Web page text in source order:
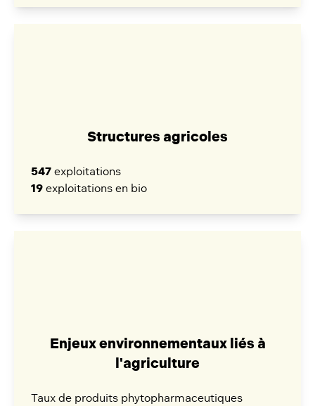
Structures agricoles
547 exploitations
19 exploitations en bio
Enjeux environnementaux liés à
l'agriculture
Taux de produits phytopharmaceutiques